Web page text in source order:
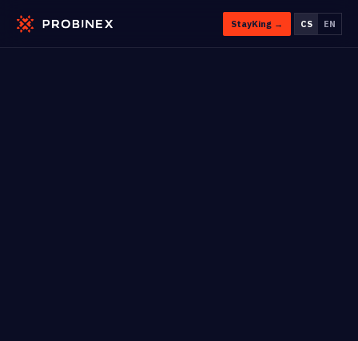
StayKing → CS EN